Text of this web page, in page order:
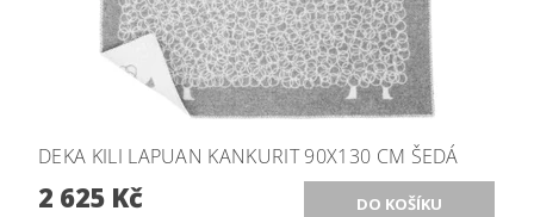
DEKA KILI LAPUAN KANKURIT 90X130 CM ŠEDÁ
2 625 Kč